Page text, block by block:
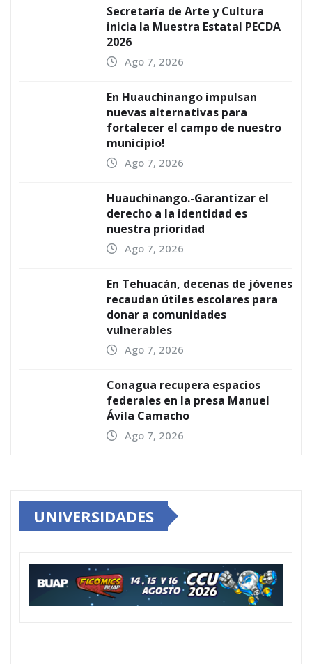
Secretaría de Arte y Cultura
inicia la Muestra Estatal PECDA
2026
Ago 7, 2026
En Huauchinango impulsan
nuevas alternativas para
fortalecer el campo de nuestro
municipio!
Ago 7, 2026
Huauchinango.-Garantizar el
derecho a la identidad es
nuestra prioridad
Ago 7, 2026
En Tehuacán, decenas de jóvenes
recaudan útiles escolares para
donar a comunidades
vulnerables
Ago 7, 2026
Conagua recupera espacios
federales en la presa Manuel
Ávila Camacho
Ago 7, 2026
UNIVERSIDADES